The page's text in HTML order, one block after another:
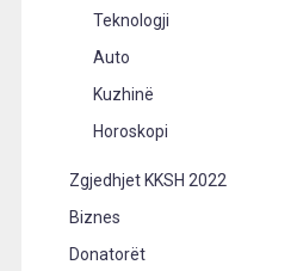
Teknologji
Auto
Kuzhinë
Horoskopi
Zgjedhjet KKSH 2022
Biznes
Donatorët